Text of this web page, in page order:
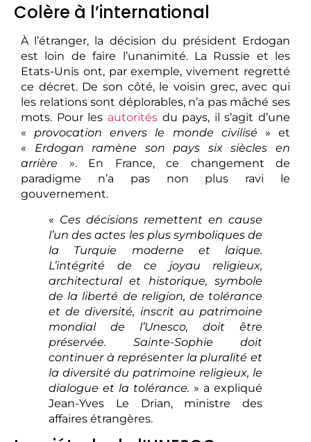
Colère à l’international
À l’étranger, la décision du président Erdogan
est loin de faire l’unanimité. La Russie et les
Etats-Unis ont, par exemple, vivement regretté
ce décret. De son côté, le voisin grec, avec qui
les relations sont déplorables, n’a pas mâché ses
mots. Pour les autoritésdu pays, il s’agit d’une
«provocation envers le monde civilisé » et
« Erdogan ramène son pays six siècles en
arrière ». En France, ce changement de
paradigme n’a pas non plus ravi le
gouvernement.
« Ces décisions remettent en cause
l’un des actes les plus symboliques de
la Turquie moderne et laïque.
L’intégrité de ce joyau religieux,
architectural et historique, symbole
de la liberté de religion, de tolérance
et de diversité, inscrit au patrimoine
mondial de l’Unesco, doit être
préservée. Sainte-Sophie doit
continuer à représenter la pluralité et
la diversité du patrimoine religieux, le
dialogue et la tolérance. » a expliqué
Jean-Yves Le Drian, ministre des
affaires étrangères.